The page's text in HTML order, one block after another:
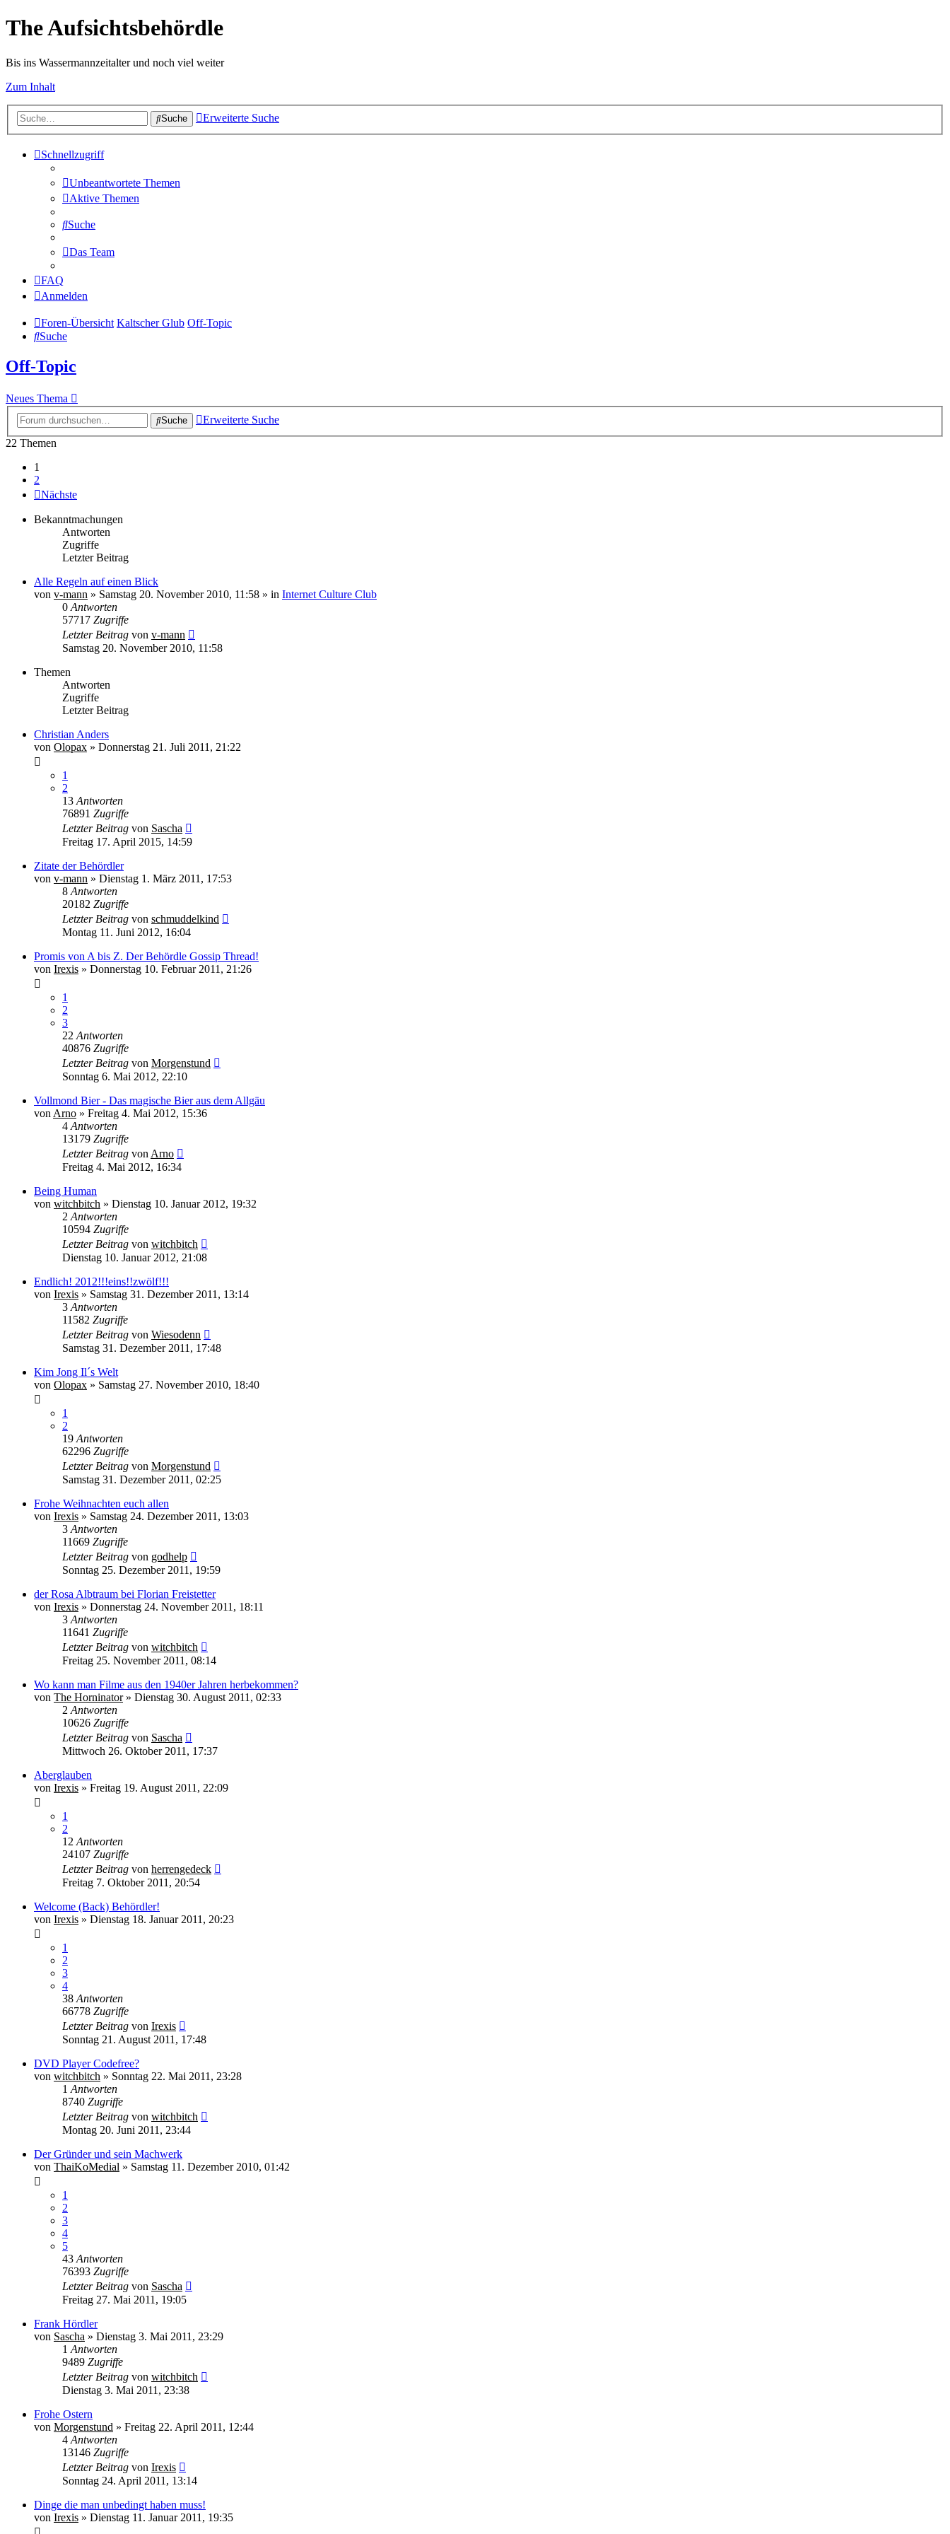
The Aufsichtsbehördle
Bis ins Wassermannzeitalter und noch viel weiter
Zum Inhalt
Suche Erweiterte Suche
Schnellzugriff
Unbeantwortete Themen
Aktive Themen
Suche
Das Team
FAQ
Anmelden
Foren-Übersicht Kaltscher Glub Off-Topic
Suche
Off-Topic
Neues Thema
Suche
Erweiterte Suche
22 Themen
1
2
Nächste
Bekanntmachungen
Antworten
Zugriffe
Letzter Beitrag
Alle Regeln auf einen Blick
von v-mann » Samstag 20. November 2010, 11:58 » in Internet Culture Club
0 Antworten
57717 Zugriffe
Letzter Beitrag von v-mann
Samstag 20. November 2010, 11:58
Themen
Antworten
Zugriffe
Letzter Beitrag
Christian Anders
von Olopax » Donnerstag 21. Juli 2011, 21:22
1
2
13 Antworten
76891 Zugriffe
Letzter Beitrag von Sascha
Freitag 17. April 2015, 14:59
Zitate der Behördler
von v-mann » Dienstag 1. März 2011, 17:53
8 Antworten
20182 Zugriffe
Letzter Beitrag von schmuddelkind
Montag 11. Juni 2012, 16:04
Promis von A bis Z. Der Behördle Gossip Thread!
von Irexis » Donnerstag 10. Februar 2011, 21:26
1
2
3
22 Antworten
40876 Zugriffe
Letzter Beitrag von Morgenstund
Sonntag 6. Mai 2012, 22:10
Vollmond Bier - Das magische Bier aus dem Allgäu
von Arno » Freitag 4. Mai 2012, 15:36
4 Antworten
13179 Zugriffe
Letzter Beitrag von Arno
Freitag 4. Mai 2012, 16:34
Being Human
von witchbitch » Dienstag 10. Januar 2012, 19:32
2 Antworten
10594 Zugriffe
Letzter Beitrag von witchbitch
Dienstag 10. Januar 2012, 21:08
Endlich! 2012!!!eins!!zwölf!!!
von Irexis » Samstag 31. Dezember 2011, 13:14
3 Antworten
11582 Zugriffe
Letzter Beitrag von Wiesodenn
Samstag 31. Dezember 2011, 17:48
Kim Jong Il´s Welt
von Olopax » Samstag 27. November 2010, 18:40
1
2
19 Antworten
62296 Zugriffe
Letzter Beitrag von Morgenstund
Samstag 31. Dezember 2011, 02:25
Frohe Weihnachten euch allen
von Irexis » Samstag 24. Dezember 2011, 13:03
3 Antworten
11669 Zugriffe
Letzter Beitrag von godhelp
Sonntag 25. Dezember 2011, 19:59
der Rosa Albtraum bei Florian Freistetter
von Irexis » Donnerstag 24. November 2011, 18:11
3 Antworten
11641 Zugriffe
Letzter Beitrag von witchbitch
Freitag 25. November 2011, 08:14
Wo kann man Filme aus den 1940er Jahren herbekommen?
von The Horninator» Dienstag 30. August 2011, 02:33
2 Antworten
10626 Zugriffe
Letzter Beitrag von Sascha
Mittwoch 26. Oktober 2011, 17:37
Aberglauben
von Irexis » Freitag 19. August 2011, 22:09
1
2
12 Antworten
24107 Zugriffe
Letzter Beitrag von herrengedeck
Freitag 7. Oktober 2011, 20:54
Welcome (Back) Behördler!
von Irexis » Dienstag 18. Januar 2011, 20:23
1
2
3
4
38 Antworten
66778 Zugriffe
Letzter Beitrag von Irexis
Sonntag 21. August 2011, 17:48
DVD Player Codefree?
von witchbitch » Sonntag 22. Mai 2011, 23:28
1 Antworten
8740 Zugriffe
Letzter Beitrag von witchbitch
Montag 20. Juni 2011, 23:44
Der Gründer und sein Machwerk
von ThaiKoMedial » Samstag 11. Dezember 2010, 01:42
1
2
3
4
5
43 Antworten
76393 Zugriffe
Letzter Beitrag von Sascha
Freitag 27. Mai 2011, 19:05
Frank Hördler
von Sascha » Dienstag 3. Mai 2011, 23:29
1 Antworten
9489 Zugriffe
Letzter Beitrag von witchbitch
Dienstag 3. Mai 2011, 23:38
Frohe Ostern
von Morgenstund » Freitag 22. April 2011, 12:44
4 Antworten
13146 Zugriffe
Letzter Beitrag von Irexis
Sonntag 24. April 2011, 13:14
Dinge die man unbedingt haben muss!
von Irexis » Dienstag 11. Januar 2011, 19:35